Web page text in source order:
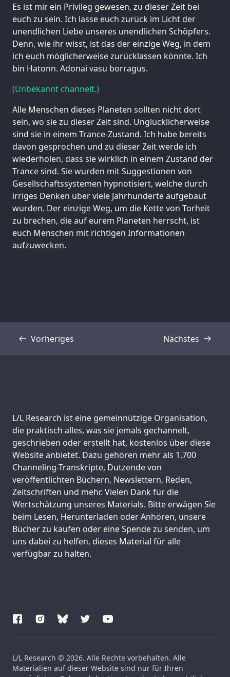
Es ist mir ein Privileg gewesen, zu dieser Zeit bei
euch zu sein. Ich lasse euch zurück im Licht der
unendlichen Liebe unseres unendlichen Schöpfers.
Denn, wie ihr wisst, ist das der einzige Weg, in dem
ich euch möglicherweise zurücklassen könnte. Ich
bin Hatonn. Adonai vasu borragus.
(Unbekannt channelt.)
Alle Menschen dieses Planeten sollten nicht dort
sein, wo sie zu dieser Zeit sind. Unglücklicherweise
sind sie in einem Trance-Zustand. Ich habe bereits
davon gesprochen und zu dieser Zeit werde ich
wiederholen, dass sie wirklich in einem Zustand der
Trance sind. Sie wurden mit Suggestionen von
Gesellschaftssystemen hypnotisiert, welche durch
irriges Denken über viele Jahrhunderte aufgebaut
wurden. Der einzige Weg, um die Kette von Torheit
zu brechen, die auf eurem Planeten herrscht, ist
euch Menschen mit richtigen Informationen
aufzuwecken.
Vorheriges
Transkript Nächstes
Transkript
Support us:
L/L Research ist eine gemeinnützige Organisation,
die praktisch alles, was sie jemals gechannelt,
geschrieben oder erstellt hat, kostenlos über diese
Website anbietet. Dazu gehören mehr als 1.700
Channeling-Transkripte, Dutzende von
veröffentlichten Büchern, Newslettern, Reden,
Zeitschriften und mehr. Vielen Dank für die
Wertschätzung unseres Materials. Bitte erwägen Sie
beim Lesen, Herunterladen oder Anhören, unsere
Bücher zu kaufen oder eine Spende zu senden, um
uns dabei zu helfen, dieses Material für alle
verfügbar zu halten.
L/L Research © 2026. Alle Rechte vorbehalten. Alle
Materialien auf dieser Website sind nur für Ihren